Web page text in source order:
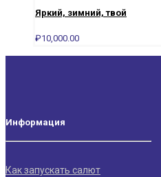
Яркий, зимний, твой
₽10,000.00
Информация
Как запускать салют